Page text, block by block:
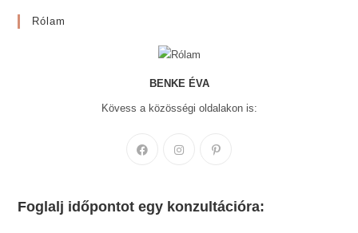
Rólam
BENKE ÉVA
Kövess a közösségi oldalakon is:
new
Opens
new
new
Foglalj időpontot egy konzultációra: